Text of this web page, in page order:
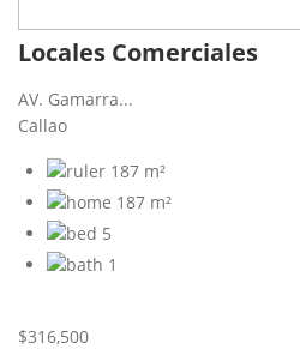
Locales Comerciales
AV. Gamarra...
Callao
187 m²
187 m²
5
1
$316,500